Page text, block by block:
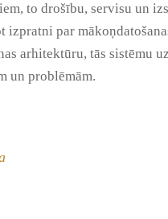
to drošību, servisu un
par
arhitektūru, tās sistēmu
un problēmām.